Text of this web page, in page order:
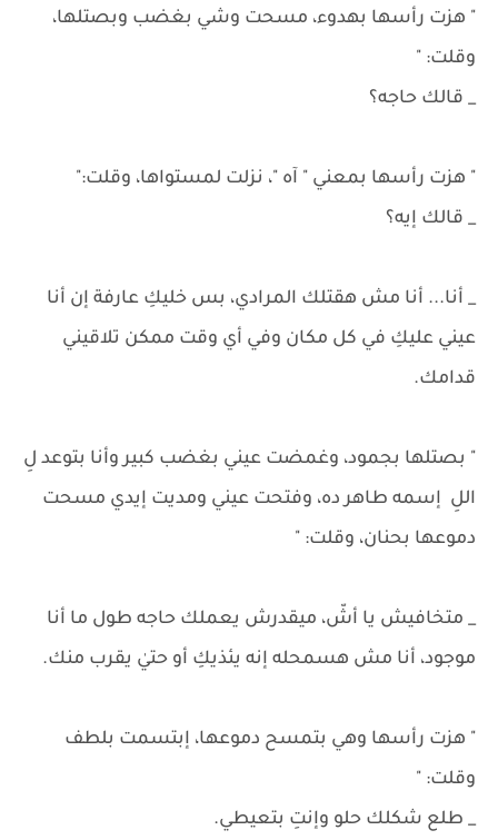
" هزت رأسها بهدوء، مسحت وشي بغضب وبصتلها،
وقلت: "
_ قالك حاجه؟
" هزت رأسها بمعني " آه "، نزلت لمستواها، وقلت:"
_ قالك إيه؟
_ أنا... أنا مش هقتلك المرادي، بس خليكِ عارفة إن أنا
عيني عليكِ في كل مكان وفي أي وقت ممكن تلاقيني
قدامك.
" بصتلها بجمود، وغمضت عيني بغضب كبير وأنا بتوعد لِ
اللِ إسمه طاهر ده، وفتحت عيني ومديت إيدي مسحت
دموعها بحنان، وقلت: "
_ متخافيش يا أشّ، ميقدرش يعملك حاجه طول ما أنا
موجود، أنا مش هسمحله إنه يئذيكِ أو حتيٰ يقرب منك.
" هزت رأسها وهي بتمسح دموعها، إبتسمت بلطف
وقلت: "
_ طلع شكلك حلو وإنتِ بتعيطي.